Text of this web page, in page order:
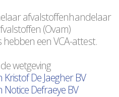
afvalstoffenhandelaar
(Ovam)
een VCA-attest.
wetgeving
De Jaegher BV
Defraeye BV